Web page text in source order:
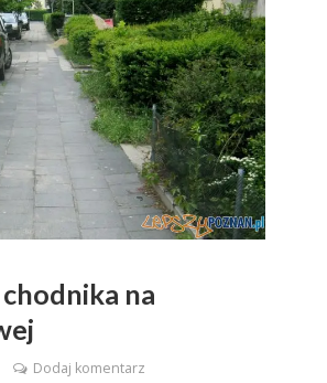
na
Dodaj komentarz